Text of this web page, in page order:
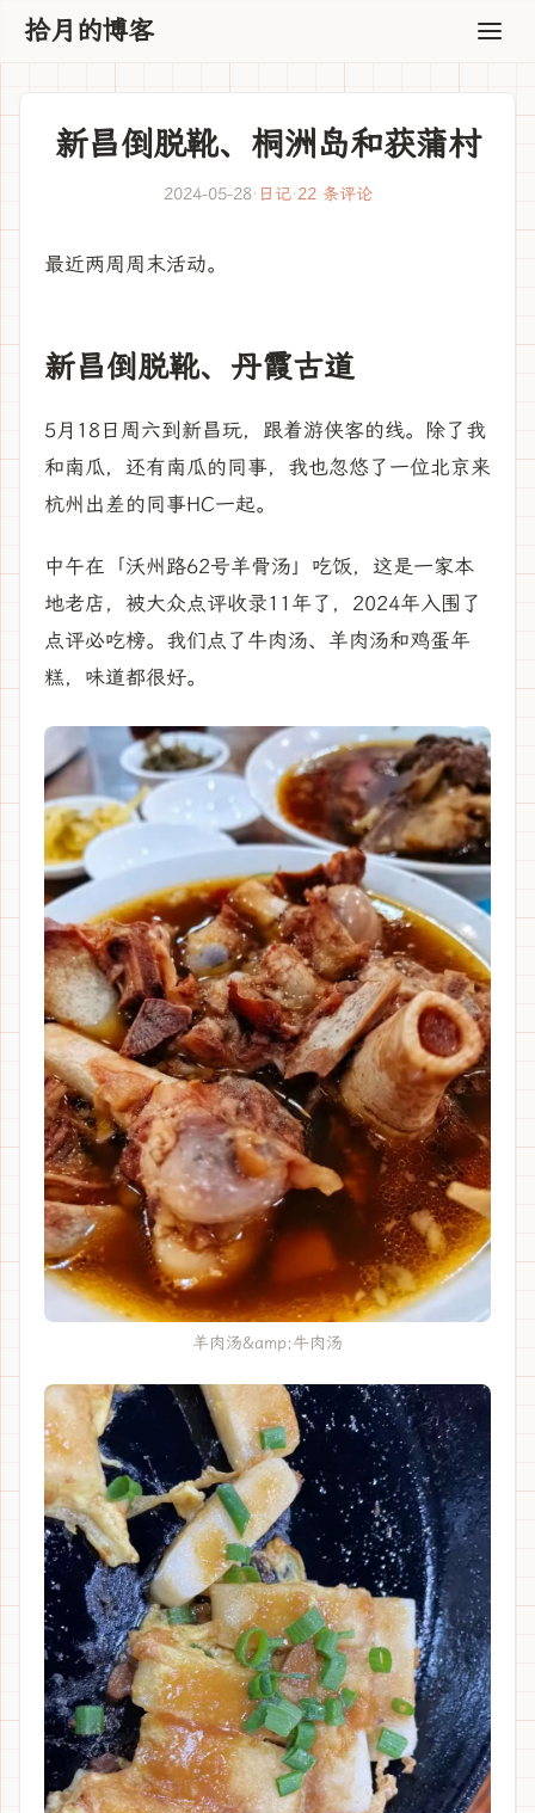
拾月的博客
新昌倒脱靴、桐洲岛和获蒲村
2024-05-28· 日记·22 条评论
最近两周周末活动。
新昌倒脱靴、丹霞古道
5月18日周六到新昌玩，跟着游侠客的线。除了我
和南瓜，还有南瓜的同事，我也忽悠了一位北京来
杭州出差的同事HC一起。
中午在「沃州路62号羊骨汤」吃饭，这是一家本
地老店，被大众点评收录11年了，2024年入围了
点评必吃榜。我们点了牛肉汤、羊肉汤和鸡蛋年
糕，味道都很好。
羊肉汤&amp;牛肉汤